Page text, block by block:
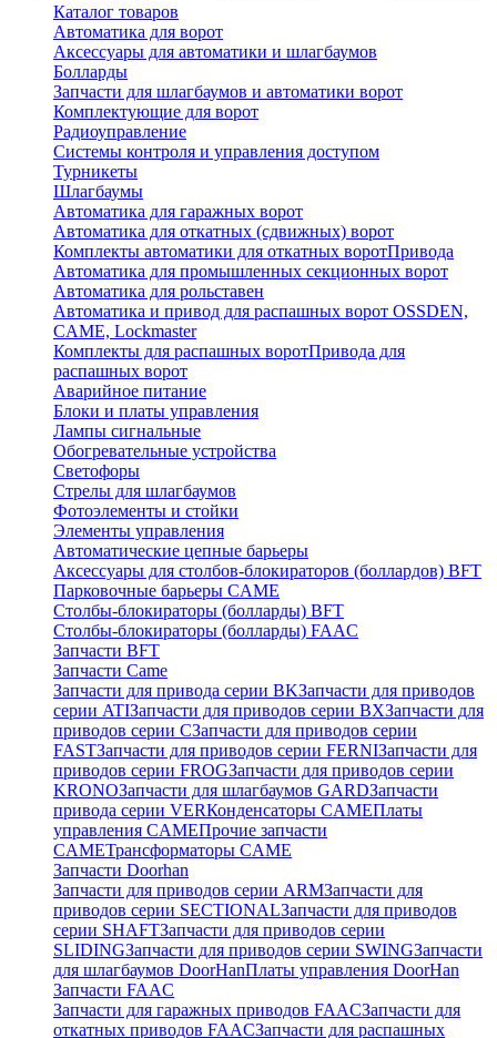
Каталог товаров
Автоматика для ворот
Аксессуары для автоматики и шлагбаумов
Болларды
Запчасти для шлагбаумов и автоматики ворот
Комплектующие для ворот
Радиоуправление
Системы контроля и управления доступом
Турникеты
Шлагбаумы
Автоматика для гаражных ворот
Автоматика для откатных (сдвижных) ворот
Комплекты автоматики для откатных воротПривода
Автоматика для промышленных секционных ворот
Автоматика для рольставен
Автоматика и привод для распашных ворот OSSDEN,
CAME, Lockmaster
Комплекты для распашных воротПривода для
распашных ворот
Аварийное питание
Блоки и платы управления
Лампы сигнальные
Обогревательные устройства
Светофоры
Стрелы для шлагбаумов
Фотоэлементы и стойки
Элементы управления
Автоматические цепные барьеры
Аксессуары для столбов-блокираторов (боллардов) BFT
Парковочные барьеры CAME
Столбы-блокираторы (болларды) BFT
Столбы-блокираторы (болларды) FAAC
Запчасти BFT
Запчасти Came
Запчасти для привода серии BKЗапчасти для приводов
серии ATIЗапчасти для приводов серии BXЗапчасти для
приводов серии CЗапчасти для приводов серии
FASTЗапчасти для приводов серии FERNIЗапчасти для
приводов серии FROGЗапчасти для приводов серии
KRONOЗапчасти для шлагбаумов GARDЗапчасти
привода серии VERКонденсаторы CAMEПлаты
управления CAMEПрочие запчасти
CAMEТрансформаторы CAME
Запчасти Doorhan
Запчасти для приводов серии ARMЗапчасти для
приводов серии SECTIONALЗапчасти для приводов
серии SHAFTЗапчасти для приводов серии
SLIDINGЗапчасти для приводов серии SWINGЗапчасти
для шлагбаумов DoorHanПлаты управления DoorHan
Запчасти FAAC
Запчасти для гаражных приводов FAACЗапчасти для
откатных приводов FAACЗапчасти для распашных